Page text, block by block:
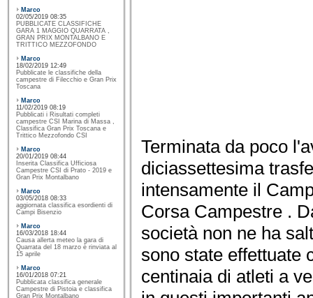
Marco
02/05/2019 08:35
PUBBLICATE CLASSIFICHE
GARA 1 MAGGIO QUARRATA ,
GRAN PRIX MONTALBANO E
TRITTICO MEZZOFONDO
Marco
18/02/2019 12:49
Pubblicate le classifiche della
campestre di Filecchio e Gran Prix
Toscana
Marco
11/02/2019 08:19
Pubblicati i Risultati completi
campestre CSI Marina di Massa ,
Classifica Gran Prix Toscana e
Trittico Mezzofondo CSI
Marco
20/01/2019 08:44
Inserita Classifica Ufficiosa
Campestre CSI di Prato - 2019 e
Gran Prix Montalbano
Marco
03/05/2018 08:33
aggiornata classifica esordienti di
Campi Bisenzio
Marco
16/03/2018 18:44
Causa allerta meteo la gara di
Quarrata del 18 marzo è rinviata al
15 aprile
Marco
16/01/2018 07:21
Pubblicata classifica generale
Campestre di Pistoia e classifica
Gran Prix Montalbano
Terminata da poco
diciassettesima
intensamente il
Corsa Campestre .
società non ne ha
sono state effettuate
centinaia di atleti a